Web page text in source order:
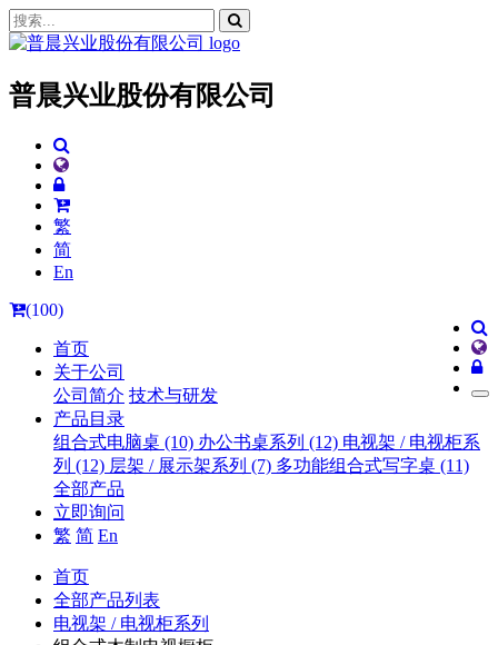
普晨兴业股份有限公司
繁
简
En
(100)
首页
关于公司
公司简介 技术与研发
产品目录
组合式电脑桌 (10) 办公书桌系列 (12) 电视架 / 电视柜系
列 (12) 层架 / 展示架系列 (7) 多功能组合式写字桌 (11)
全部产品
立即询问
繁 简 En
首页
全部产品列表
电视架 / 电视柜系列